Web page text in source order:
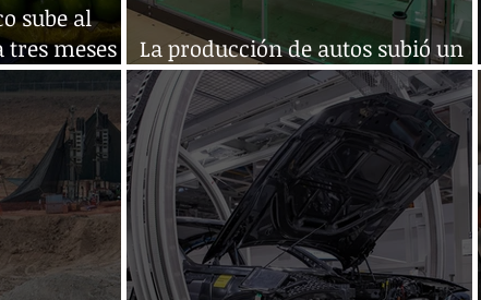
sube al
tres meses
La producción de autos subió un
4,93 % interanual en mayo